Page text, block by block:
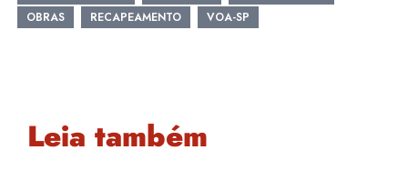
OBRAS
RECAPEAMENTO VOA-SP
Leia também